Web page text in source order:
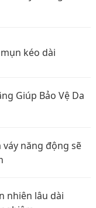
kéo dài
Giúp Bảo Vệ Da
năng động sẽ
nhiên lâu dài